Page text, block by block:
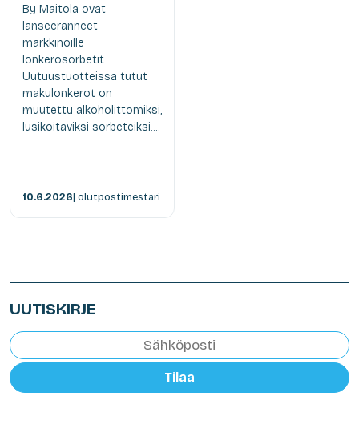
By Maitola ovat
lanseeranneet
markkinoille
lonkerosorbetit.
Uutuustuotteissa tutut
makulonkerot on
muutettu alkoholittomiksi,
lusikoitaviksi sorbeteiksi....
10.6.2026| olutpostimestari
UUTISKIRJE
Tilaa